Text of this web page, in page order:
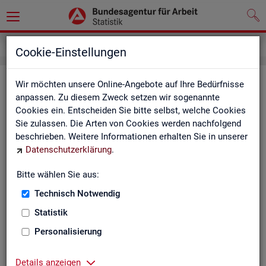
Cookie-Einstellungen
Wir möchten unsere Online-Angebote auf Ihre Bedürfnisse
anpassen. Zu diesem Zweck setzen wir sogenannte
Cookies ein. Entscheiden Sie bitte selbst, welche Cookies
Sie zulassen. Die Arten von Cookies werden nachfolgend
beschrieben. Weitere Informationen erhalten Sie in unserer
Datenschutzerklärung.
Bitte wählen Sie aus:
Technisch Notwendig
Statistik
Personalisierung
Details anzeigen
Kon­takt
Nut­zen Sie die Mög­lich­keit mit uns in Kon­takt zu tre­ten!
Sie haben Fra­gen zum An­ge­bot?
Sie be­nö­ti­gen auf Ihre Fra­ge­stel­lung zu­ge­schnit­te­ne Son­der­
Ihr Sta­tis­tik-Ser­vice hilft Ihnen wei­ter!
Zen­tra­ler Sta­tis­tik-Ser­vice